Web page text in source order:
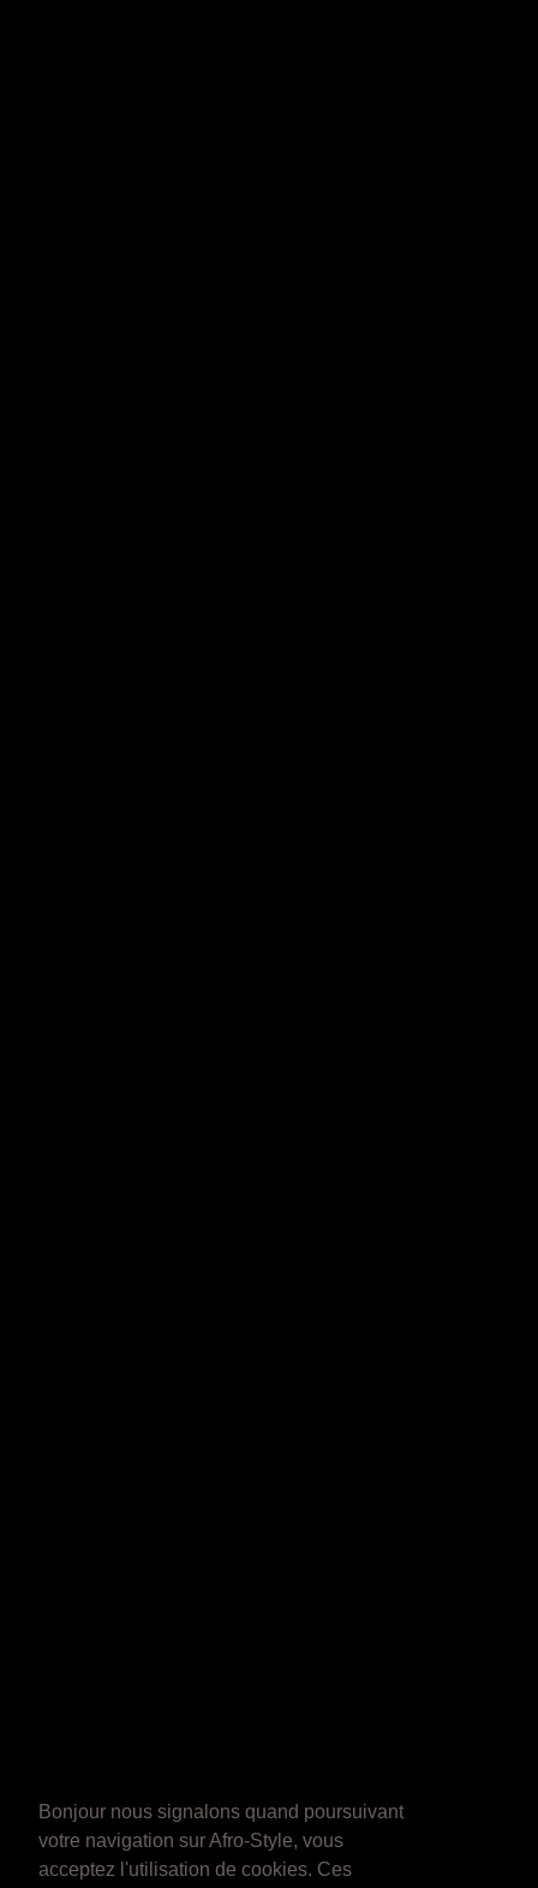
Bonjour nous signalons quand poursuivant
votre navigation sur Afro-Style, vous
acceptez l'utilisation de cookies. Ces